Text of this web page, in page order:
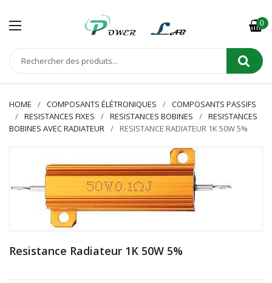
0
HOME COMPOSANTS ÉLÉTRONIQUES
COMPOSANTS PASSIFS
RESISTANCES FIXES
RESISTANCES BOBINES
RESISTANCES
BOBINES AVEC RADIATEUR
RESISTANCE RADIATEUR 1K 50W 5%
Resistance Radiateur 1K 50W 5%